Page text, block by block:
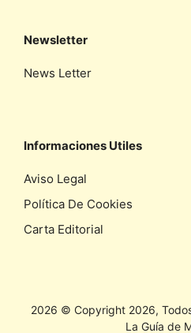
Newsletter
News Letter
Informaciones Utiles
Aviso Legal
Política De Cookies
Carta Editorial
2026 © Copyright 2026,
La Guía de